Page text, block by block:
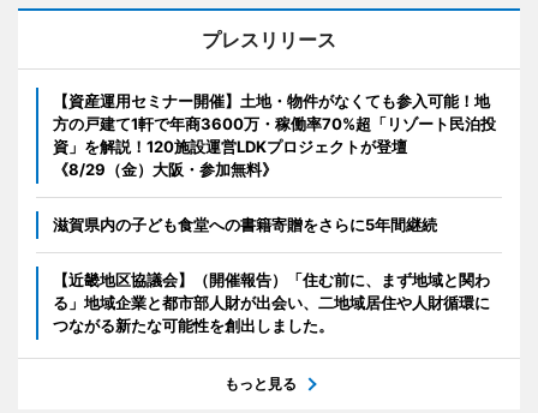
プレスリリース
【資産運用セミナー開催】土地・物件がなくても参入可能！地
方の戸建て1軒で年商3600万・稼働率70%超「リゾート民泊投
資」を解説！120施設運営LDKプロジェクトが登壇
《8/29（金）大阪・参加無料》
滋賀県内の子ども食堂への書籍寄贈をさらに5年間継続
【近畿地区協議会】（開催報告）「住む前に、まず地域と関わ
る」地域企業と都市部人財が出会い、二地域居住や人財循環に
つながる新たな可能性を創出しました。
もっと見る